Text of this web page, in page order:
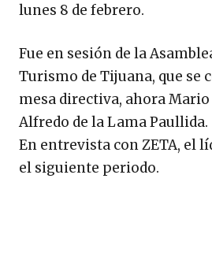
lunes 8 de febrero.
Fue en sesión de la
Turismo de Tijuana, que se
mesa directiva, ahora
Alfredo de la Lama Paullida.
En entrevista con ZETA, el
el siguiente periodo.